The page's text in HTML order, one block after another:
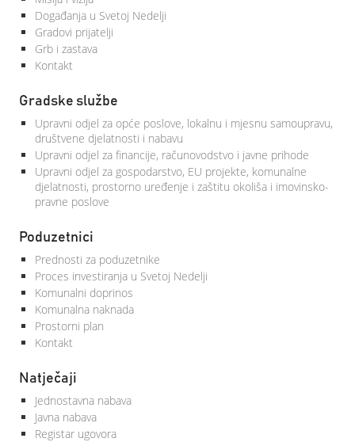
Događanja u Svetoj Nedelji
Gradovi prijatelji
Grb i zastava
Kontakt
Gradske službe
Upravni odjel za opće poslove, lokalnu i mjesnu samoupravu,
društvene djelatnosti i nabavu
Upravni odjel za financije, računovodstvo i javne prihode
Upravni odjel za gospodarstvo, EU projekte, komunalne
djelatnosti, prostorno uređenje i zaštitu okoliša i imovinsko-
pravne poslove
Poduzetnici
Prednosti za poduzetnike
Proces investiranja u Svetoj Nedelji
Komunalni doprinos
Komunalna naknada
Prostorni plan
Kontakt
Natječaji
Jednostavna nabava
Javna nabava
Registar ugovora